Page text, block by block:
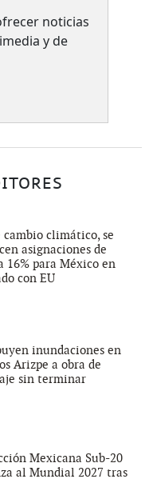
noticias
y de
cambio climático, se
asignaciones de
16% para México en
con EU
inundaciones en
Arizpe a obra de
sin terminar
Mexicana Sub-20
al Mundial 2027 tras